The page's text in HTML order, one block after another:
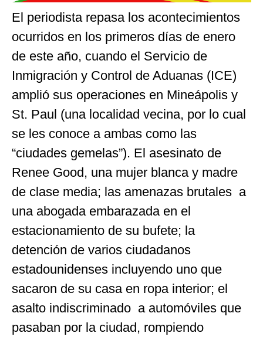
El periodista repasa los acontecimientos
ocurridos en los primeros días de enero
de este año, cuando el Servicio de
Inmigración y Control de Aduanas (ICE)
amplió sus operaciones en Mineápolis y
St. Paul (una localidad vecina, por lo cual
se les conoce a ambas como las
“ciudades gemelas”). El asesinato de
Renee Good, una mujer blanca y madre
de clase media; las amenazas brutales a
una abogada embarazada en el
estacionamiento de su bufete; la
detención de varios ciudadanos
estadounidenses incluyendo uno que
sacaron de su casa en ropa interior; el
asalto indiscriminado a automóviles que
pasaban por la ciudad, rompiendo